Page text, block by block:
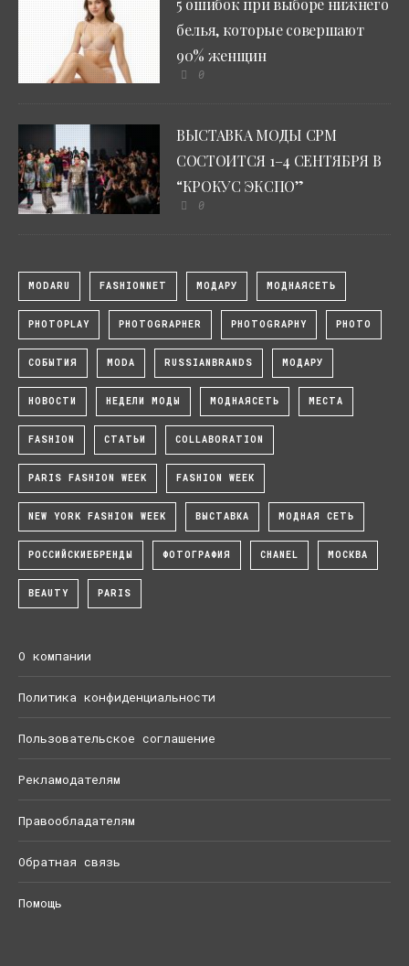
белья, которые совершают
90% женщин
0
ВЫСТАВКА МОДЫ CPM
СОСТОИТСЯ 1–4 СЕНТЯБРЯ В
“КРОКУС ЭКСПО”
0
MODARU FASHIONNET МОДАРУ МОДНАЯСЕТЬ
PHOTOPLAY PHOTOGRAPHER PHOTOGRAPHY PHOTO
СОБЫТИЯ MODA RUSSIANBRANDS МОДАРУ
НОВОСТИ НЕДЕЛИ МОДЫ МОДНАЯСЕТЬ МЕСТА
FASHION СТАТЬИ COLLABORATION
PARIS FASHION WEEK FASHION WEEK
NEW YORK FASHION WEEK ВЫСТАВКА МОДНАЯ СЕТЬ
РОССИЙСКИЕБРЕНДЫ ФОТОГРАФИЯ CHANEL МОСКВА
BEAUTY PARIS
О компании
Политика конфиденциальности
Пользовательское соглашение
Рекламодателям
Правообладателям
Обратная связь
Помощь